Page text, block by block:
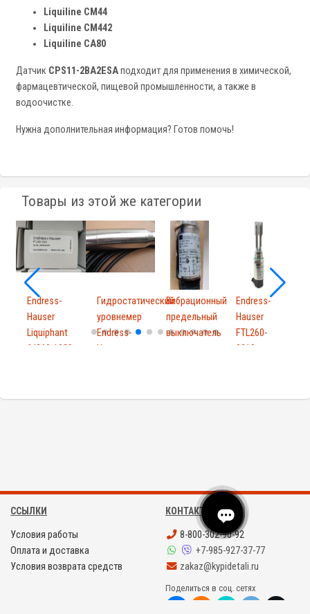
Liquiline CM44
Liquiline CM442
Liquiline CA80
Датчик CPS11-2BA2ESAподходит для применения в химической,
фармацевтической, пищевой промышленности, а также в
водоочистке.
Нужна дополнительная информация? Готов помочь!
Товары из этой же категории
Endress-
Hauser
Liquiphant
ftl260-1029
Гидростатический
уровнемер
Endress-
Hause...
Вибрационный
предельный
выключатель
Endress-
Hauser
FTL260-
0010
ССЫЛКИ
Условия работы
Оплата и доставка
Условия возврата средств
КОНТАКТЫ
8-800-302-90-92
+7-985-927-37-77
zakaz@kypidetali.ru
Поделиться в соц. сетях